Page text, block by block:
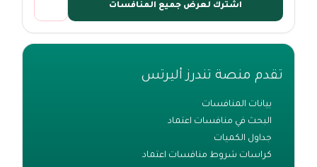
اشترك لعرض جميع المنافسات
تقدم منصة تندرز أليرتس
بيانات المنافسات
البحث في منافسات اعتماد
جداول الكميات
كراسات شروط منافسات اعتماد